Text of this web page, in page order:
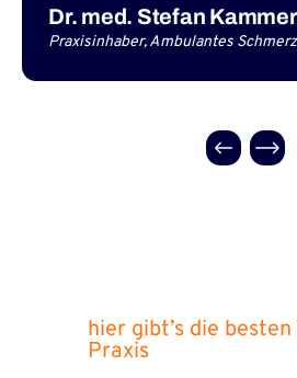
Dr. med. Stefan
Praxisinhaber, Ambulantes
hier gibt’s die
Praxis